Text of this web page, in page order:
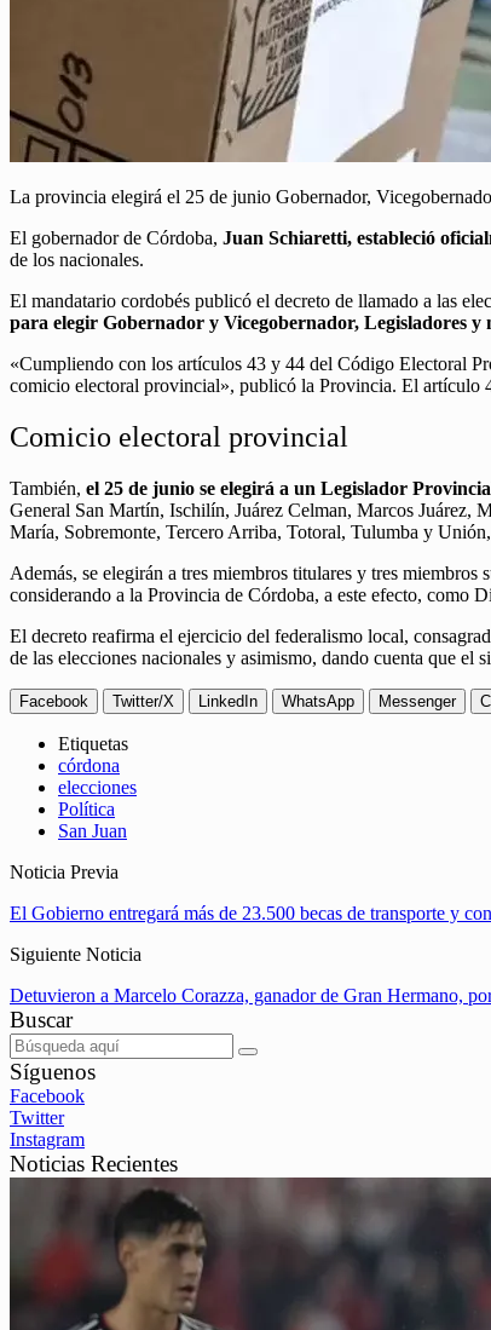
La provincia elegirá el 25 de junio Gobernador,
El gobernador de Córdoba, Juan Schiaretti, estableció
de los nacionales.
El mandatario cordobés publicó el decreto de llamado a las
para elegir Gobernador y Vicegobernador, Legisladores
«Cumpliendo con los artículos 43 y 44 del Código Electoral
comicio electoral provincial», publicó la Provincia. El artículo
Comicio electoral provincial
También, el 25 de junio se elegirá a un Legislador
General San Martín, Ischilín, Juárez Celman, Marcos Juárez,
María, Sobremonte, Tercero Arriba, Totoral, Tulumba y
Además, se elegirán a tres miembros titulares y tres
considerando a la Provincia de Córdoba, a este efecto, como
El decreto reafirma el ejercicio del federalismo local,
de las elecciones nacionales y asimismo, dando cuenta que el
Facebook Twitter/X LinkedIn WhatsApp Messenger
Etiquetas
córdona
elecciones
Política
San Juan
Noticia Previa
El Gobierno entregará más de 23.500 becas de transporte y
Siguiente Noticia
Detuvieron a Marcelo Corazza, ganador de Gran Hermano,
Buscar
Síguenos
Facebook
Twitter
Instagram
Noticias Recientes